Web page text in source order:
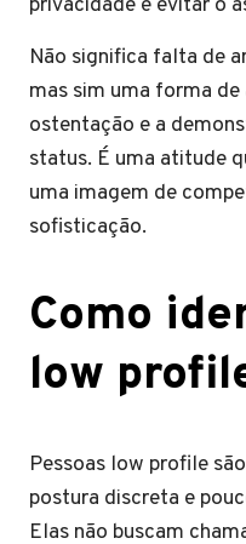
Não significa falta de
mas sim uma forma
ostentação e a
status. É uma atitude
uma imagem de
sofisticação.
Como
low
Pessoas low profile
postura discreta e
Elas não buscam